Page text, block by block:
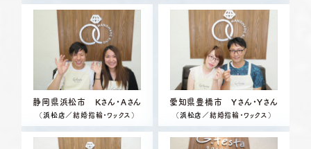
静岡県浜松市 Kさん・Aさん
（浜松店 ／結婚指輪・ワックス）
愛知県豊橋市 Yさん・Yさん
（浜松店 ／結婚指輪・ワックス）